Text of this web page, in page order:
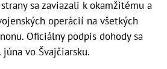
sa zaviazali k okamžitému a
operácií na všetkých
Oficiálny podpis dohody sa
vo Švajčiarsku.